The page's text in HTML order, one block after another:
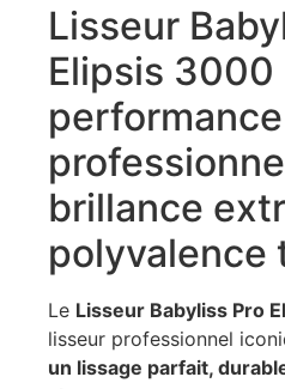
Lisseur
Elipsis 3000
performance
brillance
polyvalence
Le Lisseur Babyliss Pro
lisseur professionnel
un lissage parfait,